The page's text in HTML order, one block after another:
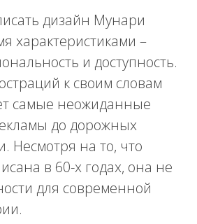
дизайн Мунари
характеристиками –
и доступность.
к своим словам
самые неожиданные
до дорожных
Несмотря на то, что
в 60-х годах, она не
для современной